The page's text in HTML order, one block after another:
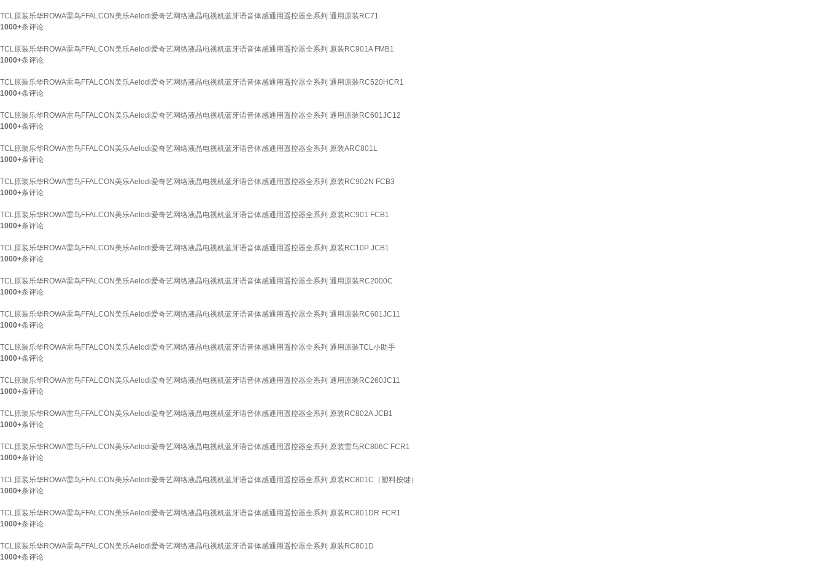
TCL原装乐华ROWA雷鸟FFALCON美乐Aelodi爱奇艺网络液晶电视机蓝牙语音体感通用遥控器全系列 通用原装RC71
1000+条评论
TCL原装乐华ROWA雷鸟FFALCON美乐Aelodi爱奇艺网络液晶电视机蓝牙语音体感通用遥控器全系列 原装RC901A FMB1
1000+条评论
TCL原装乐华ROWA雷鸟FFALCON美乐Aelodi爱奇艺网络液晶电视机蓝牙语音体感通用遥控器全系列 通用原装RC520HCR1
1000+条评论
TCL原装乐华ROWA雷鸟FFALCON美乐Aelodi爱奇艺网络液晶电视机蓝牙语音体感通用遥控器全系列 通用原装RC601JC12
1000+条评论
TCL原装乐华ROWA雷鸟FFALCON美乐Aelodi爱奇艺网络液晶电视机蓝牙语音体感通用遥控器全系列 原装ARC801L
1000+条评论
TCL原装乐华ROWA雷鸟FFALCON美乐Aelodi爱奇艺网络液晶电视机蓝牙语音体感通用遥控器全系列 原装RC902N FCB3
1000+条评论
TCL原装乐华ROWA雷鸟FFALCON美乐Aelodi爱奇艺网络液晶电视机蓝牙语音体感通用遥控器全系列 原装RC901 FCB1
1000+条评论
TCL原装乐华ROWA雷鸟FFALCON美乐Aelodi爱奇艺网络液晶电视机蓝牙语音体感通用遥控器全系列 原装RC10P JCB1
1000+条评论
TCL原装乐华ROWA雷鸟FFALCON美乐Aelodi爱奇艺网络液晶电视机蓝牙语音体感通用遥控器全系列 通用原装RC2000C
1000+条评论
TCL原装乐华ROWA雷鸟FFALCON美乐Aelodi爱奇艺网络液晶电视机蓝牙语音体感通用遥控器全系列 通用原装RC601JC11
1000+条评论
TCL原装乐华ROWA雷鸟FFALCON美乐Aelodi爱奇艺网络液晶电视机蓝牙语音体感通用遥控器全系列 通用原装TCL小助手
1000+条评论
TCL原装乐华ROWA雷鸟FFALCON美乐Aelodi爱奇艺网络液晶电视机蓝牙语音体感通用遥控器全系列 通用原装RC260JC11
1000+条评论
TCL原装乐华ROWA雷鸟FFALCON美乐Aelodi爱奇艺网络液晶电视机蓝牙语音体感通用遥控器全系列 原装RC802A JCB1
1000+条评论
TCL原装乐华ROWA雷鸟FFALCON美乐Aelodi爱奇艺网络液晶电视机蓝牙语音体感通用遥控器全系列 原装雷鸟RC806C FCR1
1000+条评论
TCL原装乐华ROWA雷鸟FFALCON美乐Aelodi爱奇艺网络液晶电视机蓝牙语音体感通用遥控器全系列 原装RC801C（塑料按键）
1000+条评论
TCL原装乐华ROWA雷鸟FFALCON美乐Aelodi爱奇艺网络液晶电视机蓝牙语音体感通用遥控器全系列 原装RC801DR FCR1
1000+条评论
TCL原装乐华ROWA雷鸟FFALCON美乐Aelodi爱奇艺网络液晶电视机蓝牙语音体感通用遥控器全系列 原装RC801D
1000+条评论